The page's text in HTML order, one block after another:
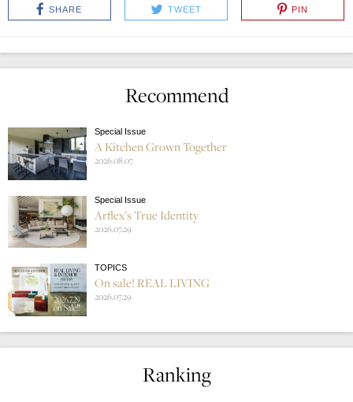
SHARE TWEET PIN
Recommend
Special Issue
A Kitchen Grown Together
2026.08.07
Special Issue
Arflex’s True Identity
2026.07.29
TOPICS
On sale! REAL LIVING
2026.07.29
Ranking